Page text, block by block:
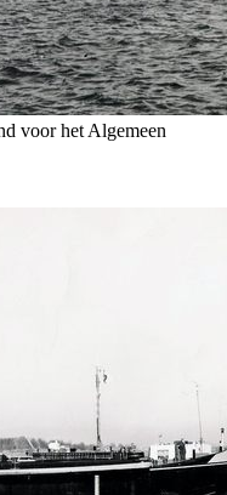
voor het Algemeen